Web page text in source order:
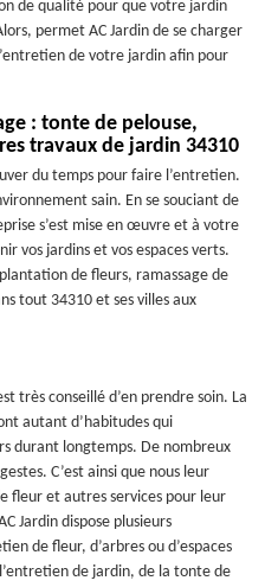
de qualité pour que votre jardin
permet AC Jardin de se charger
de votre jardin afin pour
: tonte de pelouse,
travaux de jardin 34310
du temps pour faire l’entretien.
sain. En se souciant de
s’est mise en œuvre et à votre
vos jardins et vos espaces verts.
de fleurs, ramassage de
tout 34310 et ses villes aux
très conseillé d’en prendre soin. La
autant d’habitudes qui
durant longtemps. De nombreux
C’est ainsi que nous leur
fleur et autres services pour leur
Jardin dispose plusieurs
de fleur, d’arbres ou d’espaces
de jardin, de la tonte de